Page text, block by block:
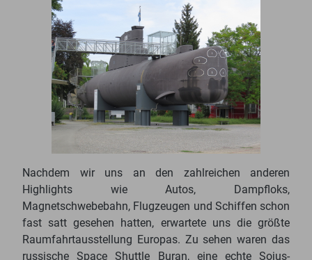
Nachdem wir uns an den zahlreichen anderen
Highlights wie Autos, Dampfloks,
Magnetschwebebahn, Flugzeugen und Schiffen schon
fast satt gesehen hatten, erwartete uns die größte
Raumfahrtausstellung Europas. Zu sehen waren das
russische Space Shuttle Buran, eine echte Sojus-